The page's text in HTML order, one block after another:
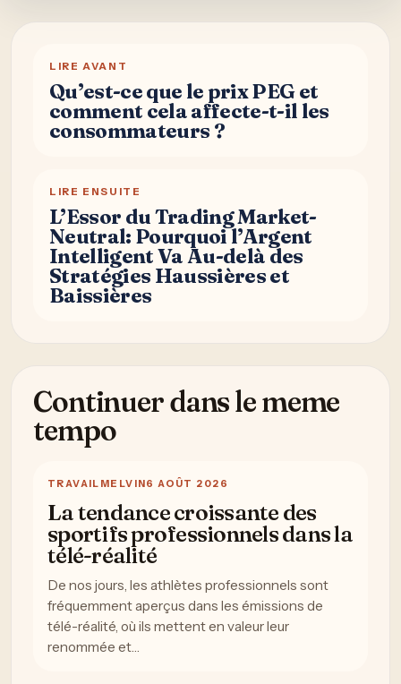
LIRE AVANT
Qu’est-ce que le prix PEG et
comment cela affecte-t-il les
consommateurs ?
LIRE ENSUITE
L’Essor du Trading Market-
Neutral: Pourquoi l’Argent
Intelligent Va Au-delà des
Stratégies Haussières et
Baissières
Continuer dans le meme
tempo
TRAVAIL MELVIN6 AOÛT 2026
La tendance croissante des
sportifs professionnels dans la
télé-réalité
De nos jours, les athlètes professionnels sont
fréquemment aperçus dans les émissions de
télé-réalité, où ils mettent en valeur leur
renommée et…